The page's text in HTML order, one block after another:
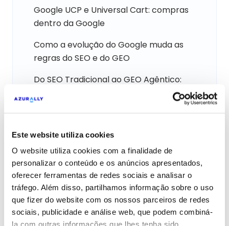
Este website utiliza cookies
O website utiliza cookies com a finalidade de
personalizar o conteúdo e os anúncios apresentados,
oferecer ferramentas de redes sociais e analisar o
tráfego. Além disso, partilhamos informação sobre o uso
que fizer do website com os nossos parceiros de redes
sociais, publicidade e análise web, que podem combiná-
la com outras informações que lhes tenha sido
Google UCP e Universal Cart: compras
dentro da Google
Como a evolução do Google muda as
regras do SEO e do GEO
Do SEO Tradicional ao GEO Agêntico:
como as marcas devem preparar-se
Protocol)? Como preparar a sua
empresa para agentes personalizados
com o seu próprio MCP?
Agentes de IA personalizados: a nova era
da automação empresarial